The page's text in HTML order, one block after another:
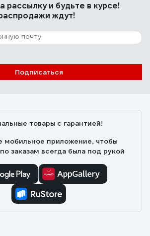
рассылкуи будьте в курсе!
ждут!
Подписаться
товары с гарантией!
мобильное приложение, чтобы
заказам всегда была под рукой